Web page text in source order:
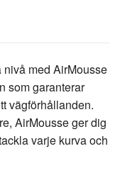
nivå med AirMousse
som garanterar
vägförhållanden.
AirMousse ger dig
varje kurva och